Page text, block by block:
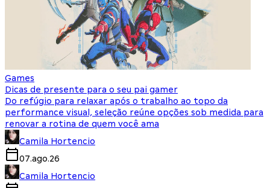
Games
Dicas de presente para o seu pai gamer
Do refúgio para relaxar após o trabalho ao topo da
performance visual, seleção reúne opções sob medida para
renovar a rotina de quem você ama
Camila Hortencio
07.ago.26
Camila Hortencio